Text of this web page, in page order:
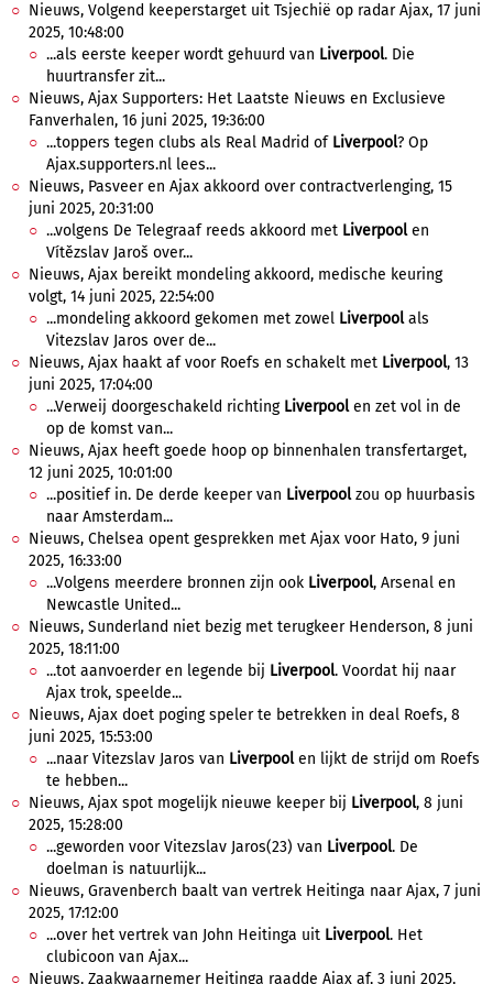
Nieuws, Volgend keeperstarget uit Tsjechië op radar Ajax, 17 juni
2025, 10:48:00
...als eerste keeper wordt gehuurd van Liverpool. Die
huurtransfer zit...
Nieuws, Ajax Supporters: Het Laatste Nieuws en Exclusieve
Fanverhalen, 16 juni 2025, 19:36:00
...toppers tegen clubs als Real Madrid of Liverpool? Op
Ajax.supporters.nl lees...
Nieuws, Pasveer en Ajax akkoord over contractverlenging, 15
juni 2025, 20:31:00
...volgens De Telegraaf reeds akkoord met Liverpoolen
Vítězslav Jaroš over...
Nieuws, Ajax bereikt mondeling akkoord, medische keuring
volgt, 14 juni 2025, 22:54:00
...mondeling akkoord gekomen met zowel Liverpoolals
Vitezslav Jaros over de...
Nieuws, Ajax haakt af voor Roefs en schakelt met Liverpool, 13
juni 2025, 17:04:00
...Verweij doorgeschakeld richting Liverpoolen zet vol in de
op de komst van...
Nieuws, Ajax heeft goede hoop op binnenhalen transfertarget,
12 juni 2025, 10:01:00
...positief in. De derde keeper van Liverpoolzou op huurbasis
naar Amsterdam...
Nieuws, Chelsea opent gesprekken met Ajax voor Hato, 9 juni
2025, 16:33:00
...Volgens meerdere bronnen zijn ook Liverpool, Arsenal en
Newcastle United...
Nieuws, Sunderland niet bezig met terugkeer Henderson, 8 juni
2025, 18:11:00
...tot aanvoerder en legende bij Liverpool. Voordat hij naar
Ajax trok, speelde...
Nieuws, Ajax doet poging speler te betrekken in deal Roefs, 8
juni 2025, 15:53:00
...naar Vitezslav Jaros van Liverpoolen lijkt de strijd om Roefs
te hebben...
Nieuws, Ajax spot mogelijk nieuwe keeper bij Liverpool, 8 juni
2025, 15:28:00
...geworden voor Vitezslav Jaros(23) van Liverpool. De
doelman is natuurlijk...
Nieuws, Gravenberch baalt van vertrek Heitinga naar Ajax, 7 juni
2025, 17:12:00
...over het vertrek van John Heitinga uit Liverpool. Het
clubicoon van Ajax...
Nieuws, Zaakwaarnemer Heitinga raadde Ajax af, 3 juni 2025,